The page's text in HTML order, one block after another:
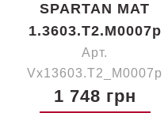
SPARTAN MAT
1.3603.T2.M0007p
Арт.
Vx13603.T2_M0007p
1 748 грн